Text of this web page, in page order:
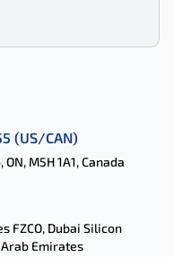
(US/CAN)
M5H 1A1, Canada
FZCO, Dubai Silicon
Arab Emirates